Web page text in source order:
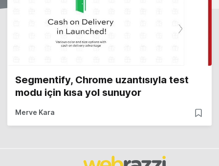
Segmentify, Chrome uzantısıyla test
modu için kısa yol sunuyor
Merve Kara